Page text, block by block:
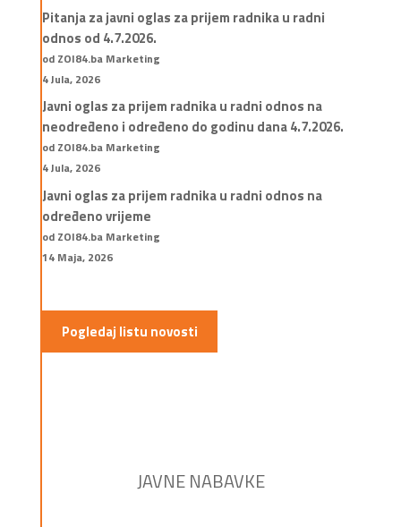
Pitanja za javni oglas za prijem radnika u radni
odnos od 4.7.2026.
od ZOI84.ba Marketing
4 Jula, 2026
Javni oglas za prijem radnika u radni odnos na
neodređeno i određeno do godinu dana 4.7.2026.
od ZOI84.ba Marketing
4 Jula, 2026
Javni oglas za prijem radnika u radni odnos na
određeno vrijeme
od ZOI84.ba Marketing
14 Maja, 2026
Pogledaj listu novosti
JAVNE NABAVKE